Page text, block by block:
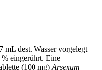
mL dest. Wasser vorgelegt
eingerührt. Eine
(100 mg) Arsenum